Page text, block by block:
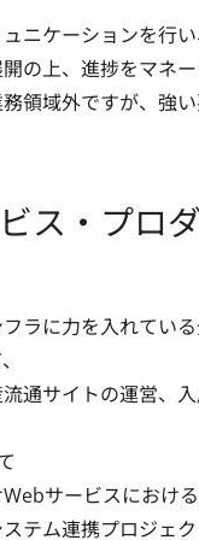
ニケーションを行い
の上、進捗をマネ
領域外ですが、強
ス・プロ
ラに力を入れている
通サイトの運営、
サービスにおけ
テム連携プロジェク